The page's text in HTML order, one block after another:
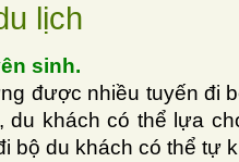
lịch
sinh.
được nhiều tuyến đi
du khách có thể lựa
bộ du khách có thể tự